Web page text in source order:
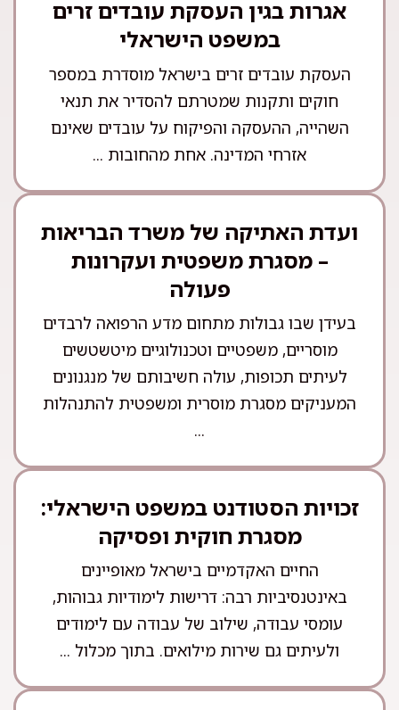
אגרות בגין העסקת עובדים זרים
במשפט הישראלי
העסקת עובדים זרים בישראל מוסדרת במספר
חוקים ותקנות שמטרתם להסדיר את תנאי
השהייה, ההעסקה והפיקוח על עובדים שאינם
אזרחי המדינה. אחת מהחובות ...
ועדת האתיקה של משרד הבריאות
– מסגרת משפטית ועקרונות
פעולה
בעידן שבו גבולות מתחום מדע הרפואה לרבדים
מוסריים, משפטיים וטכנולוגיים מיטשטשים
לעיתים תכופות, עולה חשיבותם של מנגנונים
המעניקים מסגרת מוסרית ומשפטית להתנהלות
...
זכויות הסטודנט במשפט הישראלי:
מסגרת חוקית ופסיקה
החיים האקדמיים בישראל מאופיינים
באינטנסיביות רבה: דרישות לימודיות גבוהות,
עומסי עבודה, שילוב של עבודה עם לימודים
ולעיתים גם שירות מילואים. בתוך מכלול ...